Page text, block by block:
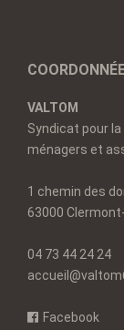
VALTOM
Syndicat pour
ménagers et
1 chemin des
63000
04 73 44 24 24
Facebook